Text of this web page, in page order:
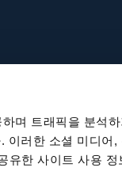
며 트래픽을 분석
러한 소셜 미디
유한 사이트 사용